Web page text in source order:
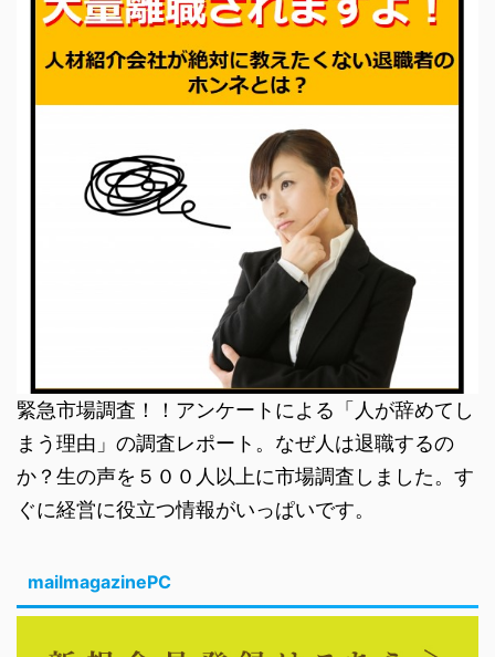
緊急市場調査！！アンケートによる「人が辞めてし
まう理由」の調査レポート。なぜ人は退職するの
か？生の声を５００人以上に市場調査しました。す
ぐに経営に役立つ情報がいっぱいです。
mailmagazinePC